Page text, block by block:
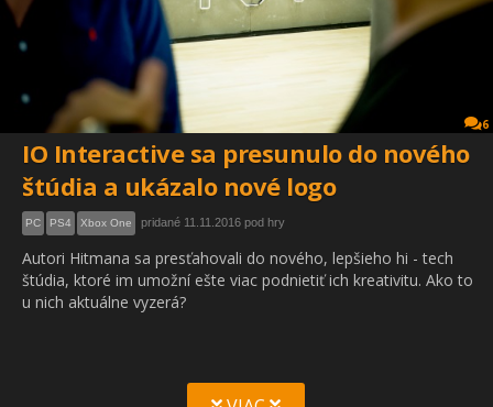
6
IO Interactive sa presunulo do nového
štúdia a ukázalo nové logo
PC PS4 Xbox One pridané 11.11.2016 pod hry
Autori Hitmana sa presťahovali do nového, lepšieho hi - tech
štúdia, ktoré im umožní ešte viac podnietiť ich kreativitu. Ako to
u nich aktuálne vyzerá?